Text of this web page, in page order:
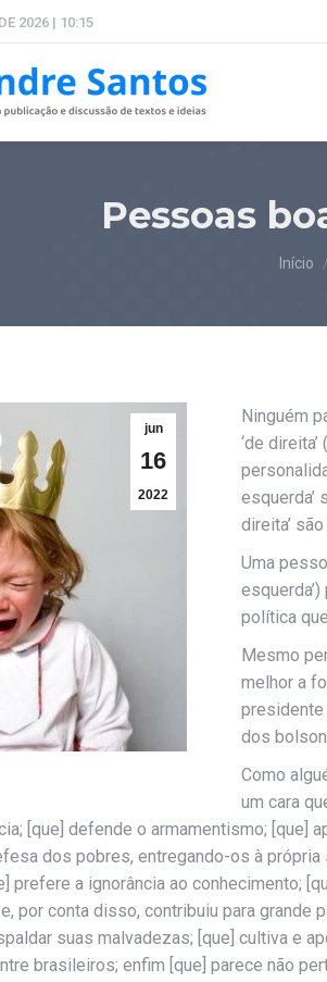
2026 | 10:15
Pessoas
Você
Início
jun
16
2022
Ninguém
‘de
esquerda’
direita’
Uma
política
Mesmo
melhor a
presidente
dos
Como
um cara
[que] defende o armamentismo; [que]
dos pobres, entregando-os à
prefere a ignorância ao conhecimento;
por conta disso, contribuiu para grande
suas malvadezas; [que] cultiva e
brasileiros; enfim [que] parece não